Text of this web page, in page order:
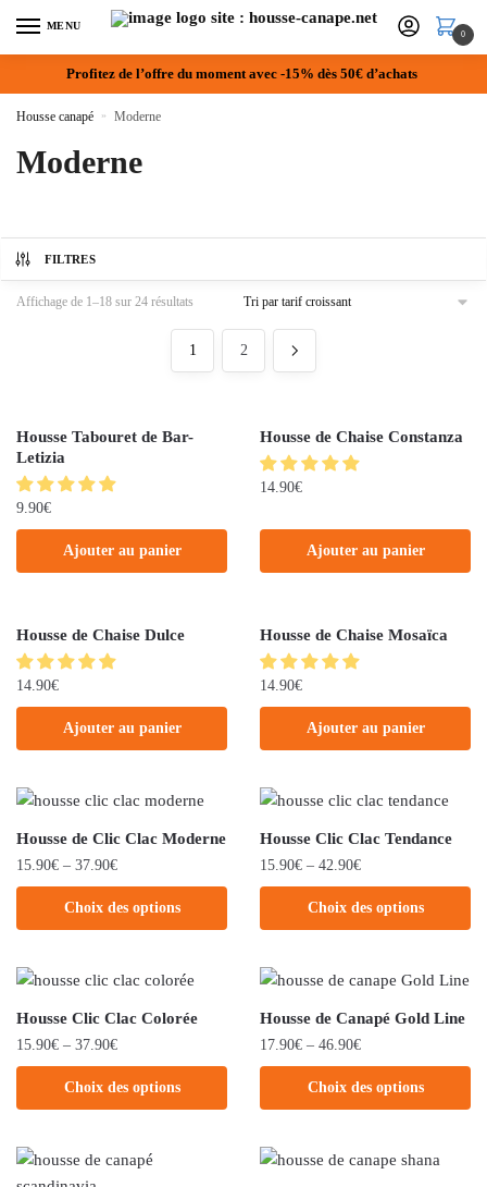
MENU
0
Profitez de l’offre du moment avec -15% dès 50€ d’achats
Housse canapé » Moderne
Moderne
FILTRES
Affichage de 1–18 sur 24 résultats
1 2
Housse Tabouret de Bar-
Letizia
9.90€
Ajouter au panier
Housse de Chaise Constanza
14.90€
Ajouter au panier
Housse de Chaise Dulce
14.90€
Ajouter au panier
Housse de Chaise Mosaïca
14.90€
Ajouter au panier
Housse de Clic Clac Moderne
15.90€ – 37.90€
Choix des options
Housse Clic Clac Tendance
15.90€ – 42.90€
Choix des options
Housse Clic Clac Colorée
15.90€ – 37.90€
Choix des options
Housse de Canapé Gold Line
17.90€ – 46.90€
Choix des options